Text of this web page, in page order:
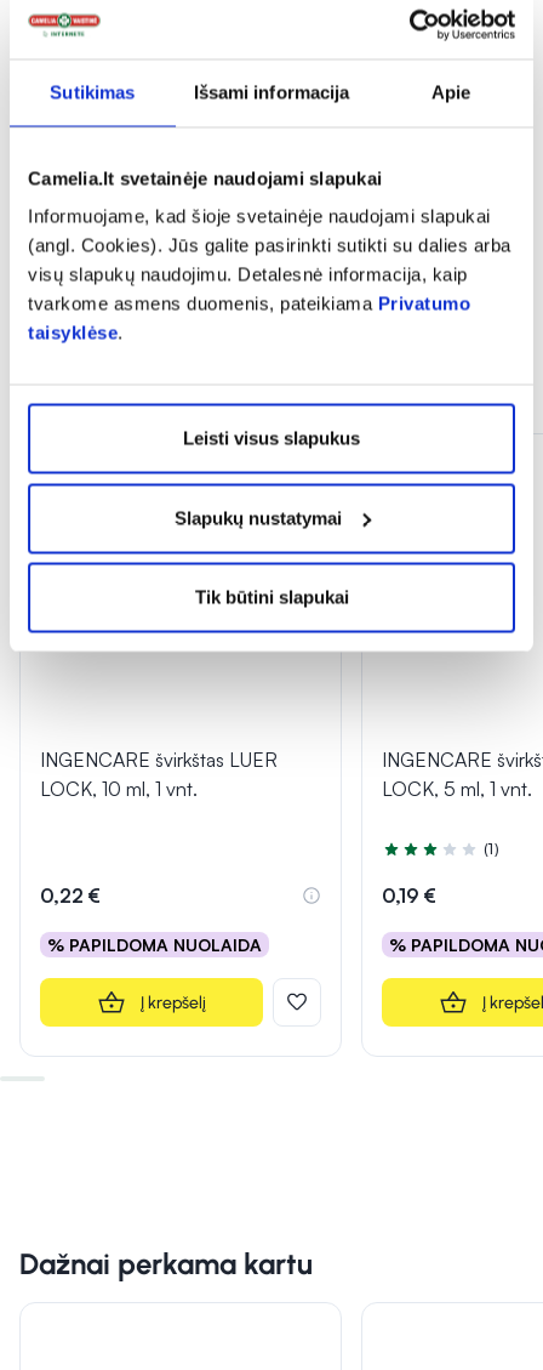
Sutikimas Išsami informacija Apie
Camelia.lt svetainėje naudojami slapukai
Informuojame, kad šioje svetainėje naudojami slapukai
(angl. Cookies). Jūs galite pasirinkti sutikti su dalies arba
visų slapukų naudojimu. Detalesnė informacija, kaip
tvarkome asmens duomenis, pateikiama Privatumo
taisyklėse.
Leisti visus slapukus
Slapukų nustatymai
Tik būtini slapukai
Patinka šie švirkštai ,nes telpa 2-3 ml vaisto
Rolandas
Panašios prekės
INGENCARE švirkštas LUER
LOCK, 10 ml, 1 vnt.
0,22 €
% PAPILDOMA NUOLAIDA
Į krepšelį
INGENCARE
LOCK, 5 ml, 1 vnt.
Įvertinimas 3.0 iš 5
(1)
0,19 €
% PAPILDOMA
Į
Dažnai perkama kartu